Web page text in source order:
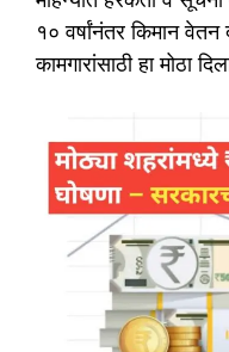
१० वर्षांनंतर किमान
कामगारांसाठी हा मोठा